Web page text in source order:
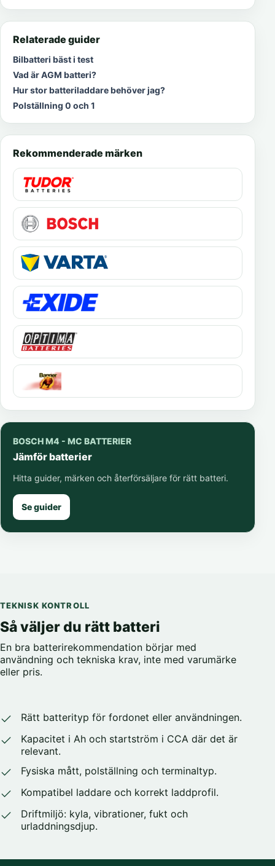
Relaterade guider
Bilbatteri bäst i test
Vad är AGM batteri?
Hur stor batteriladdare behöver jag?
Polställning 0 och 1
Rekommenderade märken
BOSCH M4 - MC BATTERIER
Jämför batterier
Hitta guider, märken och återförsäljare för rätt batteri.
Se guider
TEKNISK KONTROLL
Så väljer du rätt batteri
En bra batterirekommendation börjar med
användning och tekniska krav, inte med varumärke
eller pris.
Rätt batterityp för fordonet eller användningen.
Kapacitet i Ah och startström i CCA där det är
relevant.
Fysiska mått, polställning och terminaltyp.
Kompatibel laddare och korrekt laddprofil.
Driftmiljö: kyla, vibrationer, fukt och
urladdningsdjup.